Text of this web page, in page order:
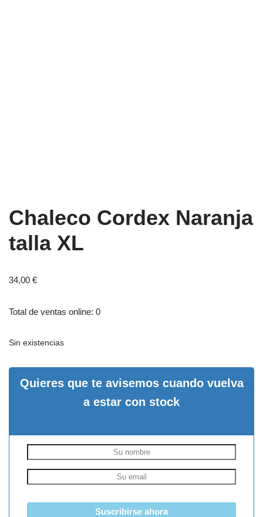
Chaleco Cordex Naranja
talla XL
34,00 €
Total de ventas online: 0
Sin existencias
Quieres que te avisemos cuando vuelva
a estar con stock
Suscribirse ahora